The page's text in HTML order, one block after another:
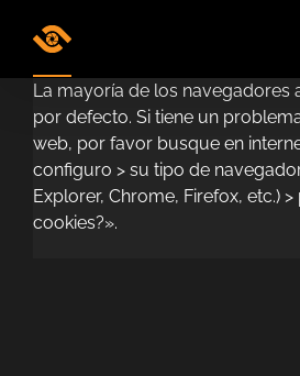
La mayoría de los navegadores
por defecto. Si tiene un
web, por favor busque en
configuro > su tipo de
Explorer, Chrome, Firefox, etc.)
cookies?».